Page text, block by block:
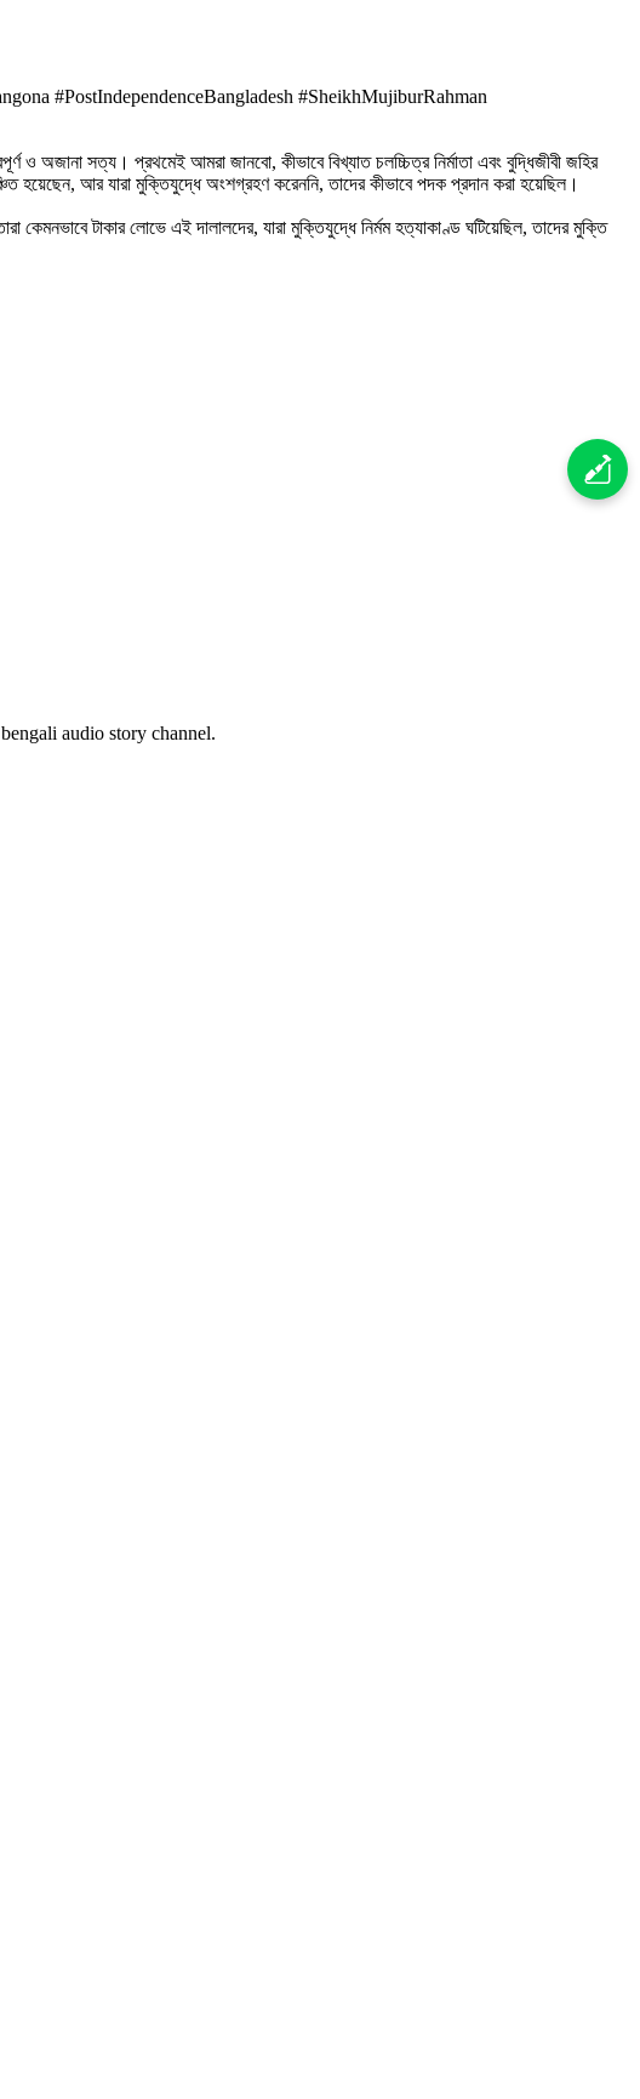
#PostIndependenceBangladesh #SheikhMujiburRahman
অজানা সত্য। প্রথমেই আমরা জানবো, কীভাবে বিখ্যাত চলচ্চিত্র নির্মাতা এবং বুদ্ধিজীবী জহির
হয়েছেন, আর যারা মুক্তিযুদ্ধে অংশগ্রহণ করেননি, তাদের কীভাবে পদক প্রদান করা হয়েছিল।
টাকার লোভে এই দালালদের, যারা মুক্তিযুদ্ধে নির্মম হত্যাকাণ্ড ঘটিয়েছিল, তাদের মুক্তি
audio story channel.